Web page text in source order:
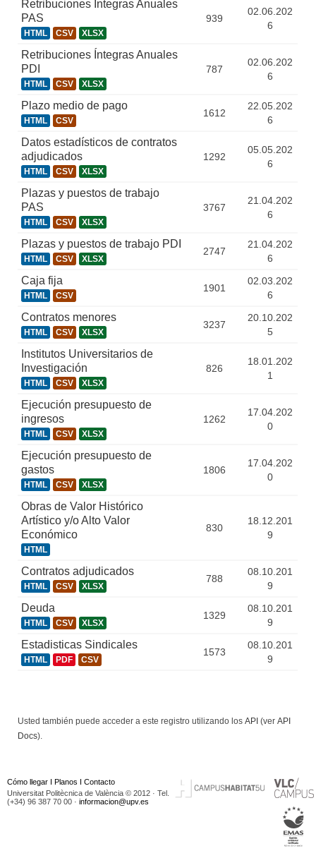
Retribuciones Íntegras Anuales
PAS
HTML CSV XLSX
939
02.06.202
6
Retribuciones Íntegras Anuales
PDI
HTML CSV XLSX
787
02.06.202
6
Plazo medio de pago
HTML CSV
1612
22.05.202
6
Datos estadísticos de contratos
adjudicados
HTML CSV XLSX
1292
05.05.202
6
Plazas y puestos de trabajo
PAS
HTML CSV XLSX
3767
21.04.202
6
Plazas y puestos de trabajo PDI
HTML CSV XLSX
2747
21.04.202
6
Caja fija
HTML CSV
1901
02.03.202
6
Contratos menores
HTML CSV XLSX
3237
20.10.202
5
Institutos Universitarios de
Investigación
HTML CSV XLSX
826
18.01.202
1
Ejecución presupuesto de
ingresos
HTML CSV XLSX
1262
17.04.202
0
Ejecución presupuesto de
gastos
HTML CSV XLSX
1806
17.04.202
0
Obras de Valor Histórico
Artístico y/o Alto Valor
Económico
HTML
830
18.12.201
9
Contratos adjudicados
HTML CSV XLSX
788
08.10.201
9
Deuda
HTML CSV XLSX
1329
08.10.201
9
Estadisticas Sindicales
HTML PDF CSV
1573
08.10.201
9
Usted también puede acceder a este registro utilizando los API (ver API
Docs).
Cómo llegar I Planos I Contacto
Universitat Politècnica de València © 2012 · Tel.
(+34) 96 387 70 00 · informacion@upv.es